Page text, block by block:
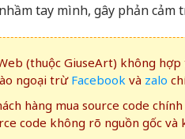
tay mình, gây phản cảm
(thuộc GiuseArt) không
ngoại trừ Facebook và zalo
hàng mua source code
code không rõ nguồn gốc và